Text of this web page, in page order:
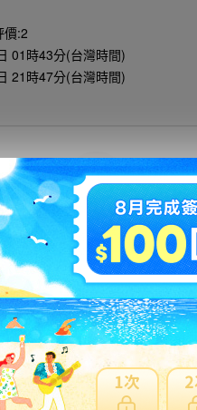
價:2
01時43分(台灣時間)
21時47分(台灣時間)
註冊會員
問與答(0) 費用
運運送，空運會產生材積費
間通常超過三週以上，無